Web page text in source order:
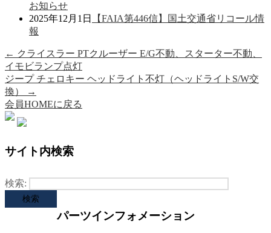
お知らせ
2025年12月1日
【FAIA第446信】国土交通省リコール情
報
← クライスラー PTクルーザー E/G不動、スターター不動、
イモビランプ点灯
ジープ チェロキー ヘッドライト不灯（ヘッドライトS/W交
換）
→
会員HOMEに戻る
サイト内検索
検索:
パーツインフォメーション